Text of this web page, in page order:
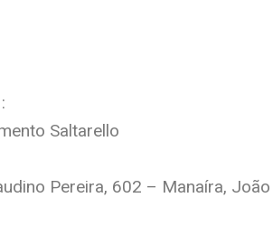
Saltarello
Pereira, 602 – Manaíra,